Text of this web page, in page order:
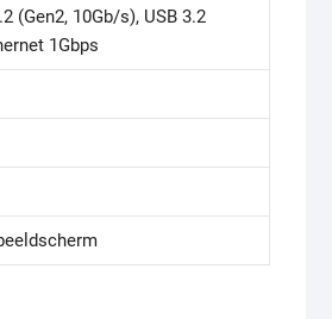
(Gen2, 10Gb/s), USB 3.2
1Gbps